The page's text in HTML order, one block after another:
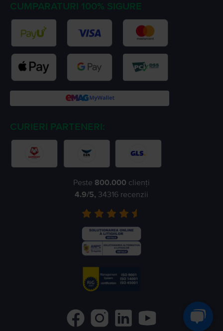
CUMPARATURI 100% SIGURE
CURIERI PARTENERI:
Peste 800.000 clienți
4.9/5, 34316 recenzii